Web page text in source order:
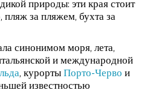
природы: эти края стоит
пляж за пляжем, бухта за
синонимом моря, лета,
и международной
, курорты Порто-Черво и
известностью